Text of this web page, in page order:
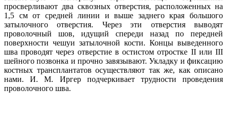
просверливают два сквозных отверстия, расположенных на
1,5 см от средней линии и выше заднего края большого
затылочного отверстия. Через эти отверстия выводят
проволочный шов, идущий спереди назад по передней
поверхности чешуи затылочной кости. Концы выведенного
шва проводят через отверстие в остистом отростке II или III
шейного позвонка и прочно завязывают. Укладку и фиксацию
костных трансплантатов осуществляют так же, как описано
нами. И. М. Иргер подчеркивает трудности проведения
проволочного шва.